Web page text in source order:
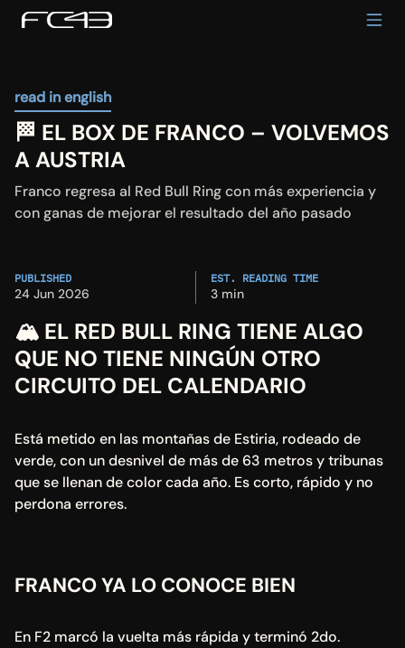
read in english
🏁 EL BOX DE FRANCO – VOLVEMOS
A AUSTRIA
Franco regresa al Red Bull Ring con más experiencia y
con ganas de mejorar el resultado del año pasado
PUBLISHED
24 Jun 2026
EST. READING TIME
3 min
🏔️ EL RED BULL RING TIENE ALGO
QUE NO TIENE NINGÚN OTRO
CIRCUITO DEL CALENDARIO
Está metido en las montañas de Estiria, rodeado de
verde, con un desnivel de más de 63 metros y tribunas
que se llenan de color cada año. Es corto, rápido y no
perdona errores.
FRANCO YA LO CONOCE BIEN
En F2 marcó la vuelta más rápida y terminó 2do.